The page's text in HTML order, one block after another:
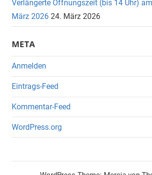
Verlängerte Öffnungszeit (bis 14 Uhr)
März 2026 24. März 2026
META
Anmelden
Eintrags-Feed
Kommentar-Feed
WordPress.org